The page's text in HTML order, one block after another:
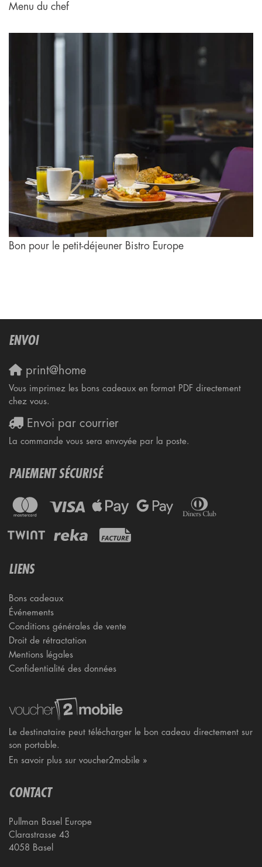
Menu du chef
Bon pour le petit-déjeuner Bistro Europe
ENVOI
print@home
Vous imprimez les bons cadeaux en format PDF directement
chez vous.
Envoi par courrier
La commande vous sera envoyée par la poste.
PAIEMENT SÉCURISÉ
LIENS
Bons cadeaux
Événements
Conditions générales de vente
Droit de rétractation
Mentions légales
Confidentialité des données
Le destinataire peut télécharger le bon cadeau directement sur
son portable.
En savoir plus sur voucher2mobile »
CONTACT
Pullman Basel Europe
Clarastrasse 43
4058 Basel